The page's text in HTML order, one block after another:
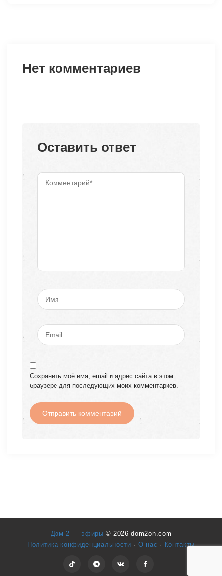
Нет комментариев
Оставить ответ
Сохранить моё имя, email и адрес сайта в этом
браузере для последующих моих комментариев.
Дом 2 — эфиры© 2026 dom2on.com
Политика конфиденциальности · О нас · Контакты